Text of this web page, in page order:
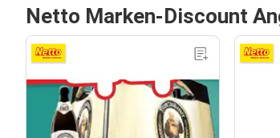
Netto Marken-Discount